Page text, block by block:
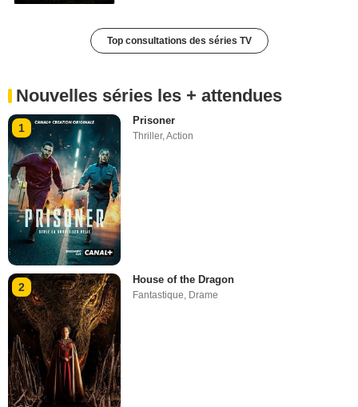
Top consultations des séries TV
Nouvelles séries les + attendues
1
Prisoner
Thriller,Action
2
House of the Dragon
Fantastique Drame